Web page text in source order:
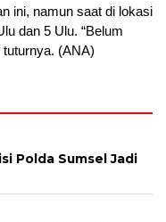
ini, namun saat di lokasi
dan 5 Ulu. “Belum
tuturnya. (ANA)
Polda Sumsel Jadi